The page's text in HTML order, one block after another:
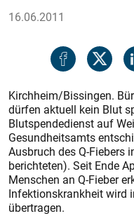
16.06.2011
Kirchheim/Bissingen.
dürfen aktuell kein Blut
Blutspendedienst auf
Gesundheitsamts
Ausbruch des Q-Fiebers
berichteten). Seit Ende
Menschen an Q-Fieber
Infektionskrankheit wird
übertragen.